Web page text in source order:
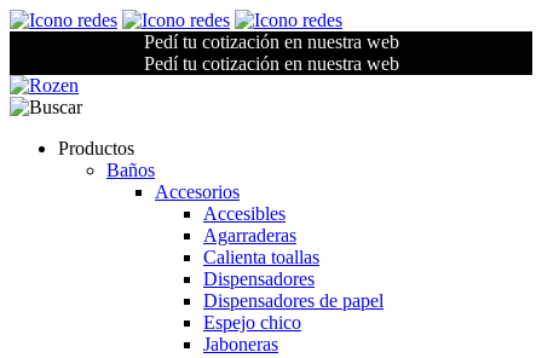
Pedí tu cotización en nuestra web
Pedí tu cotización en nuestra web
Productos
Baños
Accesorios
Accesibles
Agarraderas
Calienta toallas
Dispensadores
Dispensadores de papel
Espejo chico
Jaboneras